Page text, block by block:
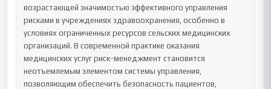
возрастающей значимостью эффективного управления
рисками в учреждениях здравоохранения, особенно в
условиях ограниченных ресурсов сельских медицинских
организаций. В современной практике оказания
медицинских услуг риск-менеджмент становится
неотъемлемым элементом системы управления,
позволяющим обеспечить безопасность пациентов,